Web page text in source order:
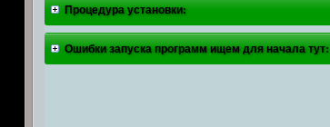
Процедура установки:
Ошибки запуска программ ищем для начала тут: